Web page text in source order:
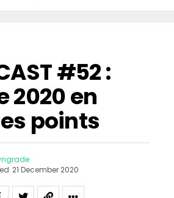
#52 :
2020 en
points
21 December 2020